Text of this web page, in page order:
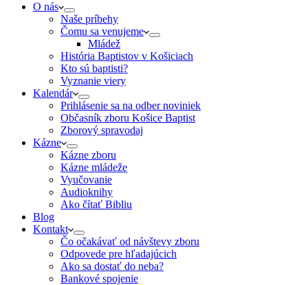
O nás
Naše príbehy
Čomu sa venujeme
Mládež
História Baptistov v Košiciach
Kto sú baptisti?
Vyznanie viery
Kalendár
Prihlásenie sa na odber noviniek
Občasník zboru Košice Baptist
Zborový spravodaj
Kázne
Kázne zboru
Kázne mládeže
Vyučovanie
Audioknihy
Ako čítať Bibliu
Blog
Kontakt
Čo očakávať od návštevy zboru
Odpovede pre hľadajúcich
Ako sa dostať do neba?
Bankové spojenie